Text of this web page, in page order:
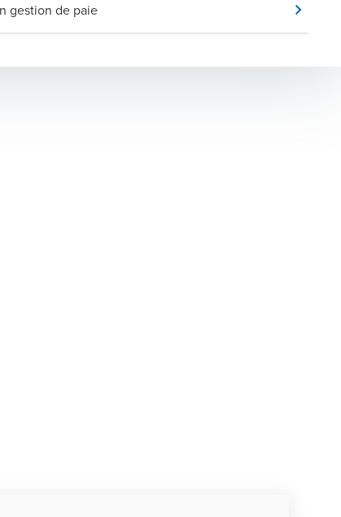
gestion de paie